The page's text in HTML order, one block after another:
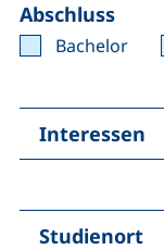
Abschluss
Bachelor
Interessen
Studienort